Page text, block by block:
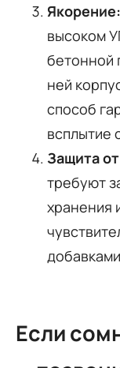
Якорение:
высоком
бетонной
ней
способ
всплытие
Защита
требуют
хранения
добавками
Если